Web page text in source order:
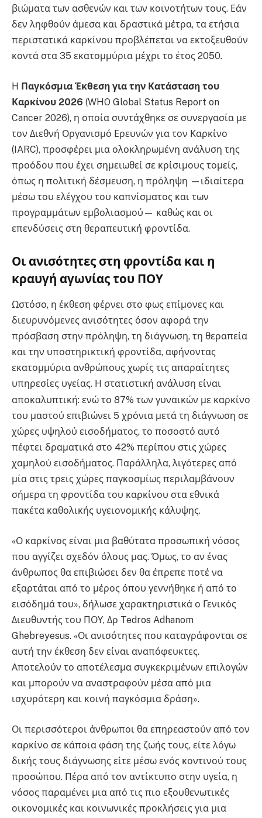
βιώματα των ασθενών και των κοινοτήτων τους. Εάν
δεν ληφθούν άμεσα και δραστικά μέτρα, τα ετήσια
περιστατικά καρκίνου προβλέπεται να εκτοξευθούν
κοντά στα 35 εκατομμύρια μέχρι το έτος 2050.
Η Παγκόσμια Έκθεση για την Κατάσταση του
Καρκίνου 2026 (WHO Global Status Report on
Cancer 2026), η οποία συντάχθηκε σε συνεργασία με
τον Διεθνή Οργανισμό Ερευνών για τον Καρκίνο
(IARC), προσφέρει μια ολοκληρωμένη ανάλυση της
προόδου που έχει σημειωθεί σε κρίσιμους τομείς,
όπως η πολιτική δέσμευση, η πρόληψη —ιδιαίτερα
μέσω του ελέγχου του καπνίσματος και των
προγραμμάτων εμβολιασμού— καθώς και οι
επενδύσεις στη θεραπευτική φροντίδα.
Οι ανισότητες στη φροντίδα και η
κραυγή αγωνίας του ΠΟΥ
Ωστόσο, η έκθεση φέρνει στο φως επίμονες και
διευρυνόμενες ανισότητες όσον αφορά την
πρόσβαση στην πρόληψη, τη διάγνωση, τη θεραπεία
και την υποστηρικτική φροντίδα, αφήνοντας
εκατομμύρια ανθρώπους χωρίς τις απαραίτητες
υπηρεσίες υγείας. Η στατιστική ανάλυση είναι
αποκαλυπτική: ενώ το 87% των γυναικών με καρκίνο
του μαστού επιβιώνει 5 χρόνια μετά τη διάγνωση σε
χώρες υψηλού εισοδήματος, το ποσοστό αυτό
πέφτει δραματικά στο 42% περίπου στις χώρες
χαμηλού εισοδήματος. Παράλληλα, λιγότερες από
μία στις τρεις χώρες παγκοσμίως περιλαμβάνουν
σήμερα τη φροντίδα του καρκίνου στα εθνικά
πακέτα καθολικής υγειονομικής κάλυψης.
«Ο καρκίνος είναι μια βαθύτατα προσωπική νόσος
που αγγίζει σχεδόν όλους μας. Όμως, το αν ένας
άνθρωπος θα επιβιώσει δεν θα έπρεπε ποτέ να
εξαρτάται από το μέρος όπου γεννήθηκε ή από το
εισόδημά του», δήλωσε χαρακτηριστικά ο Γενικός
Διευθυντής του ΠΟΥ, Δρ Tedros Adhanom
Ghebreyesus. «Οι ανισότητες που καταγράφονται σε
αυτή την έκθεση δεν είναι αναπόφευκτες.
Αποτελούν το αποτέλεσμα συγκεκριμένων επιλογών
και μπορούν να αναστραφούν μέσα από μια
ισχυρότερη και κοινή παγκόσμια δράση».
Οι περισσότεροι άνθρωποι θα επηρεαστούν από τον
καρκίνο σε κάποια φάση της ζωής τους, είτε λόγω
δικής τους διάγνωσης είτε μέσω ενός κοντινού τους
προσώπου. Πέρα από τον αντίκτυπο στην υγεία, η
νόσος παραμένει μια από τις πιο εξουθενωτικές
οικονομικές και κοινωνικές προκλήσεις για μια